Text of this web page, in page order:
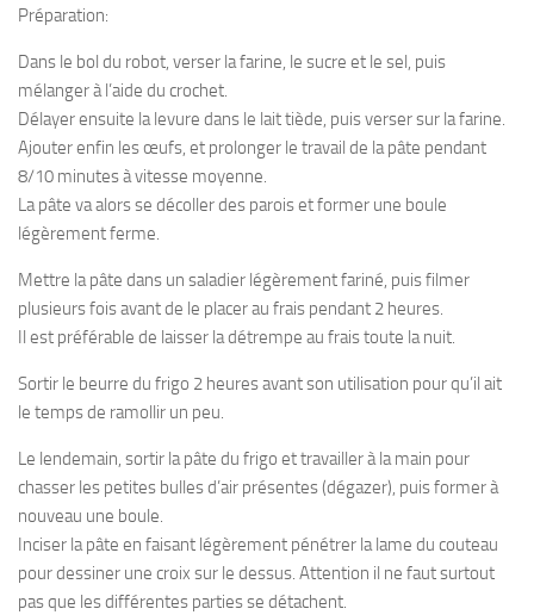
Préparation:
Dans le bol du robot, verser la farine, le sucre et le sel, puis
mélanger à l’aide du crochet.
Délayer ensuite la levure dans le lait tiède, puis verser sur la farine.
Ajouter enfin les œufs, et prolonger le travail de la pâte pendant
8/10 minutes à vitesse moyenne.
La pâte va alors se décoller des parois et former une boule
légèrement ferme.
Mettre la pâte dans un saladier légèrement fariné, puis filmer
plusieurs fois avant de le placer au frais pendant 2 heures.
Il est préférable de laisser la détrempe au frais toute la nuit.
Sortir le beurre du frigo 2 heures avant son utilisation pour qu’il ait
le temps de ramollir un peu.
Le lendemain, sortir la pâte du frigo et travailler à la main pour
chasser les petites bulles d’air présentes (dégazer), puis former à
nouveau une boule.
Inciser la pâte en faisant légèrement pénétrer la lame du couteau
pour dessiner une croix sur le dessus. Attention il ne faut surtout
pas que les différentes parties se détachent.